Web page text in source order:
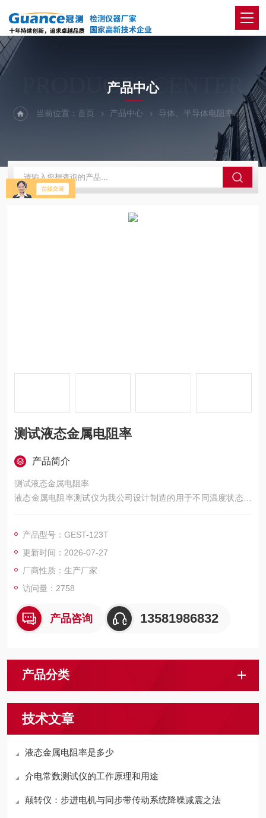
PRODUCTS CENTER
产品中心
当前位置：首页 产品中心 导体、半导体电阻率 液
测试液态金属电阻率
产品简介
测试液态金属电阻率
液态金属电阻率测试仪为我公司设计制造的用于不同温度状态下
液态金属电阻率的测试仪器
的升温控温测试，
仪器温度控制采用AI人工智能PID调节算法，保证了温度的准确
性。
产品型号：GEST-123T
更新时间：2026-07-27
厂商性质：生产厂家
访问量：2758
产品咨询 13581986832
产品分类
技术文章
液态金属电阻率是多少
介电常数测试仪的工作原理和用途
颠转仪：步进电机与同步带传动系统降噪减震之法